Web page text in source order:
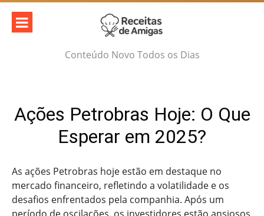
Skip
content
Conteúdo Novo Todos os Dias
Ações Petrobras Hoje: O Que
Esperar em 2025?
As ações Petrobras hoje estão em destaque no
mercado financeiro, refletindo a volatilidade e os
desafios enfrentados pela companhia. Após um